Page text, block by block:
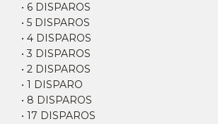
• 6 DISPAROS
• 5 DISPAROS
• 4 DISPAROS
• 3 DISPAROS
• 2 DISPAROS
• 1 DISPARO
• 8 DISPAROS
• 17 DISPAROS